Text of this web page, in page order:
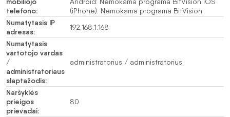
telefono:
(iPhone): Nemokama programa BitVision
Numatytasis IP
adresas:
192.168.1.168
Numatytasis
vartotojo vardas
/
administratoriaus
slaptažodis:
administratorius / administratorius
Naršyklės
prieigos
prievadai:
80